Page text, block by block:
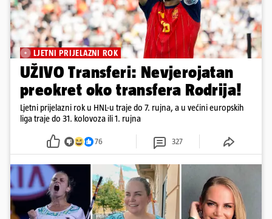
LJETNI PRIJELAZNI ROK
UŽIVO Transferi: Nevjerojatan
preokret oko transfera Rodrija!
Ljetni prijelazni rok u HNL-u traje do 7. rujna, a u većini europskih
liga traje do 31. kolovoza ili 1. rujna
76 327